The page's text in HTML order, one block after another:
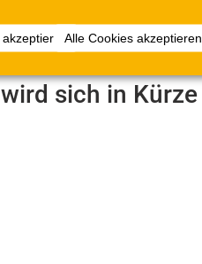
Alle Cookies akzeptieren
Anmelden
sich in Kürze